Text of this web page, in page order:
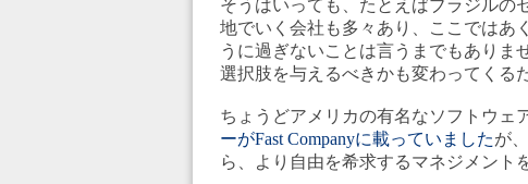
そうはいっても、たとえばブラジルの
地でいく会社も多々あり、ここではあ
うに過ぎないことは言うまでもありま
選択肢を与えるべきかも変わってくる
ちょうどアメリカの有名なソフトウェ
ーがFast Companyに載っていましたが
ら、より自由を希求するマネジメント